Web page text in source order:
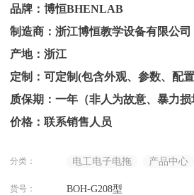
品牌：博恒BHENLAB
制造商：浙江博恒教学设备有限公司
产地：浙江
定制：可定制(包含外观、参数、配
质保期：一年（非人为故意、暴力损
价格：联系销售人员
分类： 电工电子电拖 产品中心
货号： BOH-G208型